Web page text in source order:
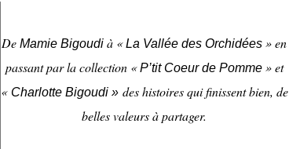
DeMamie Bigoudi à «La Vallée des Orchidées » en
passant par la collection «P’tit Coeur de Pomme» et
« Charlotte Bigoudi »des histoires qui finissent bien, de
belles valeurs à partager.